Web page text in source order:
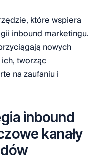
które wspiera
inbound marketingu.
nowych
tworząc
na zaufaniu i
inbound
kanały